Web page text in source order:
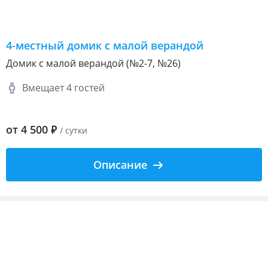
4-местный домик с малой верандой
Домик с малой верандой (№2-7, №26)
Вмещает 4 гостей
от 4 500 ₽ / сутки
Описание